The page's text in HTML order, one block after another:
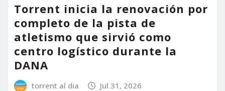
Torrent inicia la renovación por
completo de la pista de
atletismo que sirvió como
centro logístico durante la
DANA
torrent al dia Jul 31, 2026